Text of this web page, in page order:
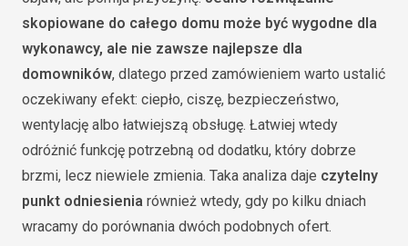
skopiowane do całego domu może być wygodne dla
wykonawcy, ale nie zawsze najlepsze dla
domowników, dlatego przed zamówieniem warto ustalić
oczekiwany efekt: ciepło, ciszę, bezpieczeństwo,
wentylację albo łatwiejszą obsługę. Łatwiej wtedy
odróżnić funkcję potrzebną od dodatku, który dobrze
brzmi, lecz niewiele zmienia. Taka analiza daje czytelny
punkt odniesienia również wtedy, gdy po kilku dniach
wracamy do porównania dwóch podobnych ofert.